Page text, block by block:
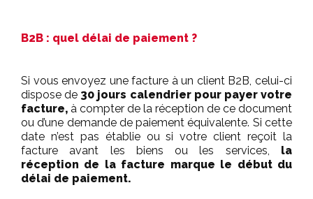
B2B : quel délai de paiement ?
Si vous envoyez une facture à un client B2B, celui-ci
dispose de 30 jours calendrier pour payer votre
facture, à compter de la réception de ce document
ou d’une demande de paiement équivalente. Si cette
date n’est pas établie ou si votre client reçoit la
facture avant les biens ou les services, la
réception de la facture marque le début du
délai de paiement.